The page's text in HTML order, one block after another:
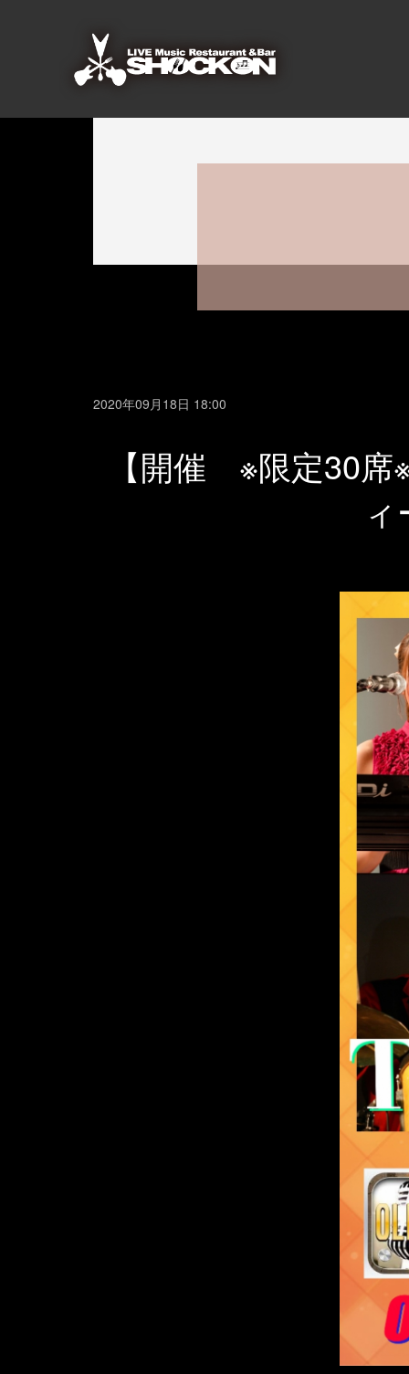
2020年09月18日 18:00
【開催 ※限定30席